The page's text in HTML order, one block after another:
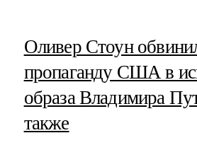
​Оливер Стоун
пропаганду США в
образа Владимира
также